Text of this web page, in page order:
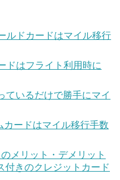
ルドカードはマイル移行
ドはフライト利用時に
ているだけで勝手にマイ
ードはマイル移行手数
メリット・デメリット
付きのクレジットカード